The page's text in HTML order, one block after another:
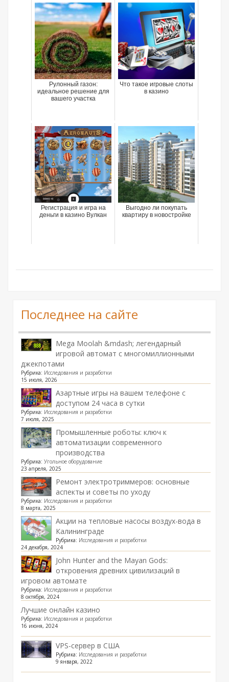
Рулонный газон:
идеальное решение для
вашего участка
Что такое игровые слоты
в казино
Регистрация и игра на
деньги в казино Вулкан
Выгодно ли покупать
квартиру в новостройке
Последнее на сайте
Mega Moolah &mdash; легендарный
игровой автомат с многомиллионными
джекпотами
Рубрика: Исследования и разработки
15 июля, 2026
Азартные игры на вашем телефоне с
доступом 24 часа в сутки
Рубрика: Исследования и разработки
7 июля, 2025
Промышленные роботы: ключ к
автоматизации современного
производства
Рубрика: Угольное оборудование
23 апреля, 2025
Ремонт электротриммеров: основные
аспекты и советы по уходу
Рубрика: Исследования и разработки
8 марта, 2025
Акции на тепловые насосы воздух-вода в
Калининграде
Рубрика: Исследования и разработки
24 декабря, 2024
John Hunter and the Mayan Gods:
откровения древних цивилизаций в
игровом автомате
Рубрика: Исследования и разработки
8 октября, 2024
Лучшие онлайн казино
Рубрика: Исследования и разработки
16 июня, 2024
VPS-сервер в США
Рубрика: Исследования и разработки
9 января, 2022